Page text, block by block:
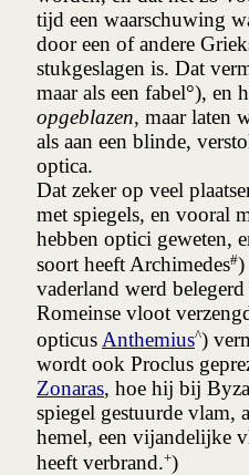
tijd een waarschuwing
door een of andere
stukgeslagen is. Dat
maar als een fabel°), en
opgeblazen, maar laten
als aan een blinde,
optica.
Dat zeker op veel
met spiegels, en vooral
hebben optici geweten,
soort heeft Archimedes#)
vaderland werd
Romeinse vloot
opticus Anthemius^)
wordt ook Proclus
Zonaras, hoe hij bij
spiegel gestuurde vlam,
hemel, een vijandelijke
heeft verbrand.+)